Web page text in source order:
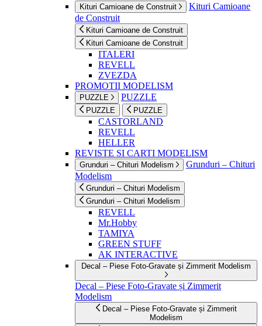
Kituri Camioane de Construit
Kituri Camioane
de Construit
Kituri Camioane de Construit
Kituri Camioane de Construit
ITALERI
REVELL
ZVEZDA
PROMOTII MODELISM
PUZZLE PUZZLE
PUZZLE PUZZLE
CASTORLAND
REVELL
HELLER
REVISTE SI CARTI MODELISM
Grunduri – Chituri Modelism
Grunduri – Chituri
Modelism
Grunduri – Chituri Modelism
Grunduri – Chituri Modelism
REVELL
Mr.Hobby
TAMIYA
GREEN STUFF
AK INTERACTIVE
Decal – Piese Foto-Gravate și Zimmerit Modelism
Decal – Piese Foto-Gravate și Zimmerit
Modelism
Decal – Piese Foto-Gravate și Zimmerit
Modelism